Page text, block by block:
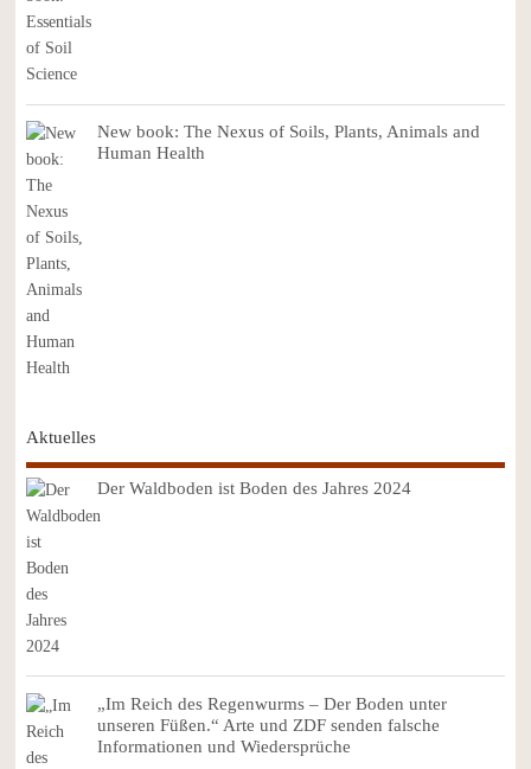
New book: The Nexus of Soils, Plants, Animals and
Human Health
Aktuelles
Der Waldboden ist Boden des Jahres 2024
„Im Reich des Regenwurms – Der Boden unter
unseren Füßen.“ Arte und ZDF senden falsche
Informationen und Wiedersprüche